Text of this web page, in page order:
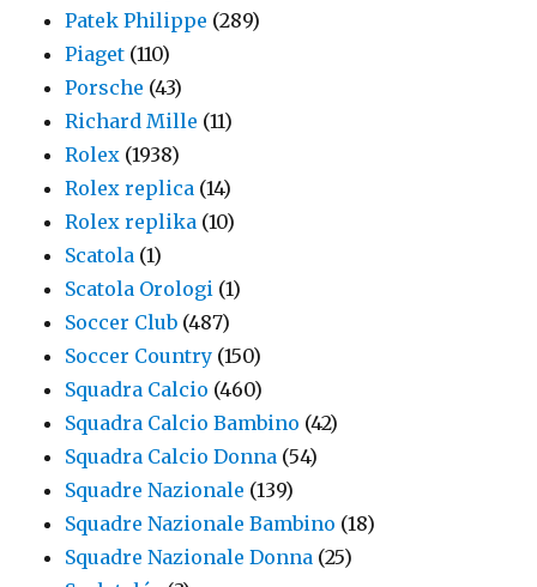
Patek Philippe (289)
Piaget (110)
Porsche (43)
Richard Mille (11)
Rolex (1938)
Rolex replica (14)
Rolex replika (10)
Scatola (1)
Scatola Orologi (1)
Soccer Club (487)
Soccer Country (150)
Squadra Calcio (460)
Squadra Calcio Bambino (42)
Squadra Calcio Donna (54)
Squadre Nazionale (139)
Squadre Nazionale Bambino (18)
Squadre Nazionale Donna (25)